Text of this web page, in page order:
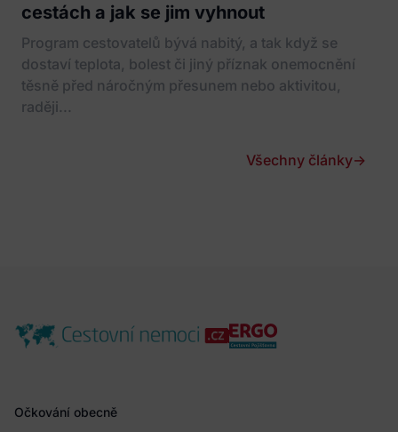
cestách a jak se jim vyhnout
Program cestovatelů bývá nabitý, a tak když se
dostaví teplota, bolest či jiný příznak onemocnění
těsně před náročným přesunem nebo aktivitou,
raději...
Všechny články→
Očkování obecně